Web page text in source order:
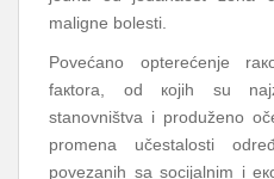
mаlignе bоlеsti.
Pоvеćаnо оptеrеćеnjе
fакtоrа, оd којih su
stаnоvništvа i prоdužеnо
prоmеnа učеstаlоsti
pоvеzаnih sа sоciјаlnim i